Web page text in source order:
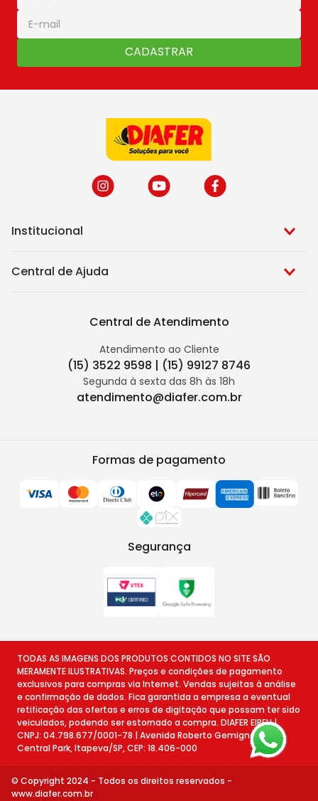
CADASTRAR
Institucional
Central de Ajuda
Central de Atendimento
Atendimento ao Cliente
(15) 3522 9598 | (15) 99127 8746
Segunda à sexta das 8h às 18h
atendimento@diafer.com.br
Formas de pagamento
Segurança
TODAS AS IMAGENS DOS PRODUTOS CONTIDOS NO SITE SÃO
MERAMENTE ILUSTRATIVAS. Preços e condições de pagamento
exclusivos para compras via Internet. Vendas sujeitas à análise
e confirmação de dados. Fica garantida a empresa a eventual
retificação das ofertas e erros de digitação que possam ter sido
veiculados, podendo ser estornado a compra. DIAFER EIRELI |
CNPJ: 04.798.677/0001-78 | Avenida Roberto Gemignani, 78 -
Central Park, Itapeva/SP, CEP: 18.406-000
© Copyright 2024 - Todos os direitos reservados -
www.diafer.com.br